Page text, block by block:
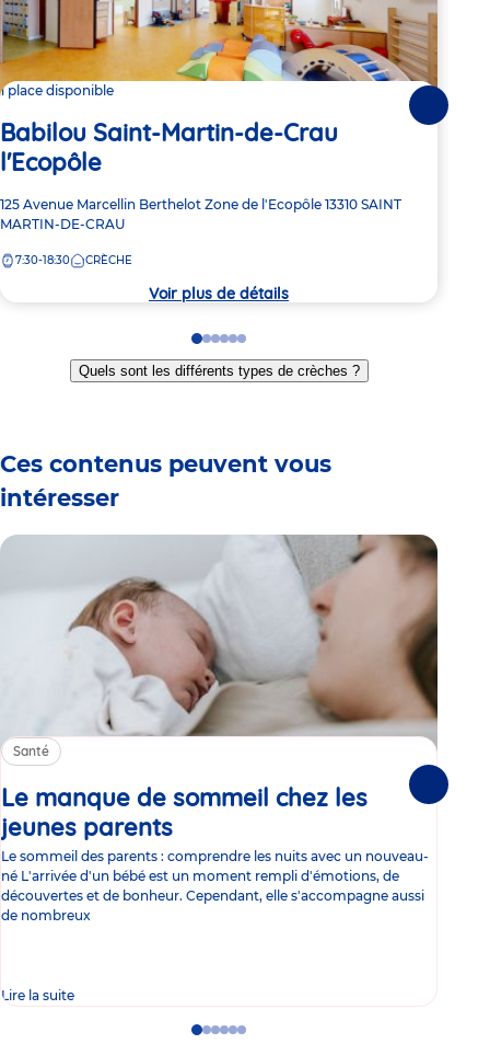
1 place disponible
Babilou Saint-Martin-de-Crau
l'Ecopôle
Adresse
de
crèche
125 Avenue Marcellin Berthelot Zone de l'Ecopôle 13310 SAINT
MARTIN-DE-CRAU
7:30-18:30 CRÈCHE
Voir plus de détails
Go
to
slide
Go
to
slide
Go
to
slide
Go
to
slide
Go
to
slide
Go
to
slide
Quels sont les différents types de crèches ?
Ces contenus peuvent vous
intéresser
Santé
Le manque de sommeil chez les
jeunes parents
Le sommeil des parents : comprendre les nuits avec un nouveau-
né L'arrivée d'un bébé est un moment rempli d'émotions, de
découvertes et de bonheur. Cependant, elle s'accompagne aussi
de nombreux
Lire la suite
GoGoGoGo
GoGo